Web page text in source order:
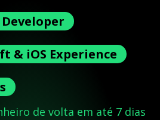
& iOS Experience
de volta em até 7 dias